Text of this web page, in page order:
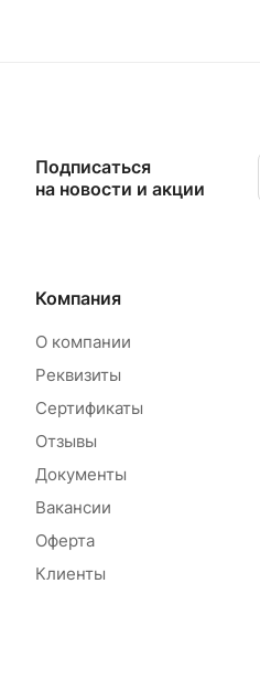
Подписаться
на новости и акции
Компания
О компании
Реквизиты
Сертификаты
Отзывы
Документы
Вакансии
Оферта
Клиенты